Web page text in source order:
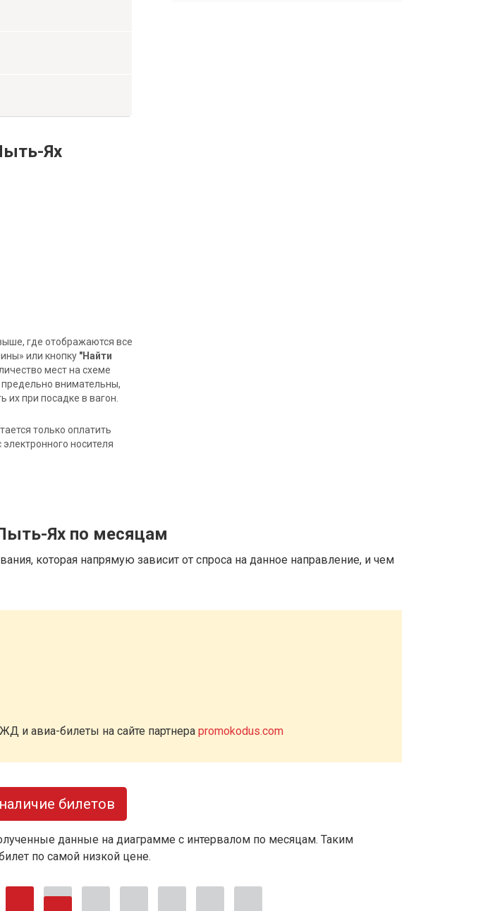
Ях
где отображаются все
или кнопку "Найти
мест на схеме
внимательны,
их при посадке в вагон.
только оплатить
носителя
Ях по месяцам
которая напрямую зависит от спроса на данное направление, и чем
и авиа-билеты на сайте партнера promokodus.com
билетов
данные на диаграмме с интервалом по месяцам. Таким
по самой низкой цене.